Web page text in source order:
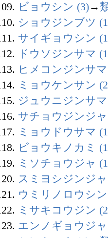
ビョウシン (3)→
ショウジンブツ
サイギョウシン
ドウソジンサマ
ヒメコンジンサ
ミョウケンサン
ジュウニジンサ
サチョウジンジ
ミョウドウサマ
ビョウキノカミ
ミソチョウジャ
スミヨシジンジ
ウミリノロウシ
ミサキコウジン
エンノギョウジャ